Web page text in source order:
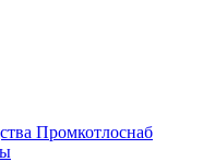
Промкотлоснаб